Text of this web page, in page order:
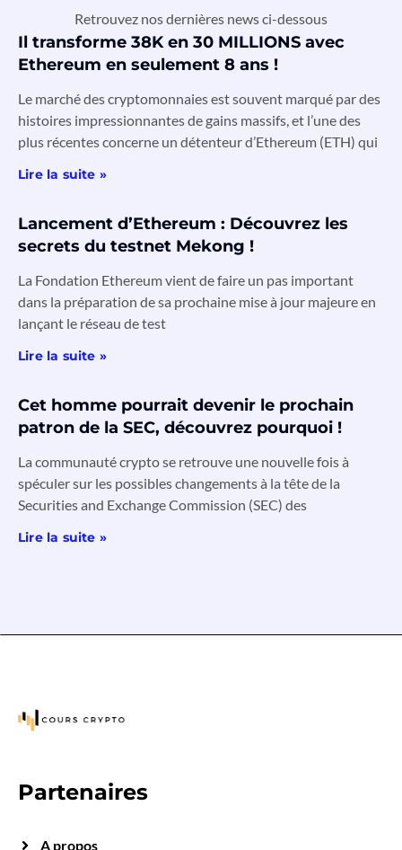
Retrouvez nos dernières news ci-dessous
Il transforme 38K en 30 MILLIONS avec
Ethereum en seulement 8 ans !
Le marché des cryptomonnaies est souvent marqué par des
histoires impressionnantes de gains massifs, et l’une des
plus récentes concerne un détenteur d’Ethereum (ETH) qui
Lire la suite »
Lancement d’Ethereum : Découvrez les
secrets du testnet Mekong !
La Fondation Ethereum vient de faire un pas important
dans la préparation de sa prochaine mise à jour majeure en
lançant le réseau de test
Lire la suite »
Cet homme pourrait devenir le prochain
patron de la SEC, découvrez pourquoi !
La communauté crypto se retrouve une nouvelle fois à
spéculer sur les possibles changements à la tête de la
Securities and Exchange Commission (SEC) des
Lire la suite »
Partenaires
A propos